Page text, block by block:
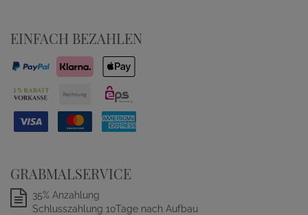
EINFACH BEZAHLEN
GRABMALSERVICE
35% Anzahlung
Schlusszahlung 10Tage nach Aufbau